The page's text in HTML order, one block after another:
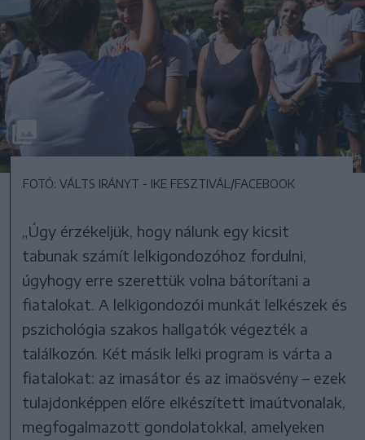
FOTÓ: VÁLTS IRÁNYT - IKE FESZTIVÁL/FACEBOOK
„Úgy érzékeljük, hogy nálunk egy kicsit
tabunak számít lelkigondozóhoz fordulni,
úgyhogy erre szerettük volna bátorítani a
fiatalokat. A lelkigondozói munkát lelkészek és
pszichológia szakos hallgatók végezték a
találkozón. Két másik lelki program is várta a
fiatalokat: az imasátor és az imaösvény – ezek
tulajdonképpen előre elkészített imaútvonalak,
megfogalmazott gondolatokkal, amelyeken